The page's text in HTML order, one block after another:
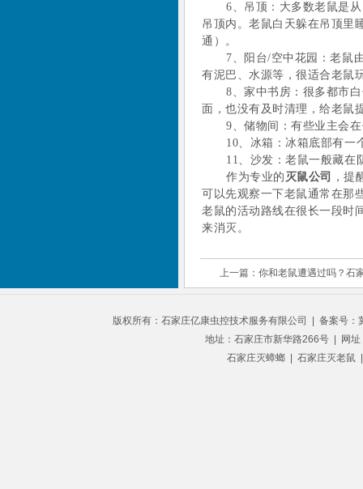
6、吊顶：大多数老鼠是
吊顶内。老鼠白天躲在吊顶里
通）。
7、阳台/空中花园：老鼠
有泥巴、水源等，很适合老鼠
8、家中书房：很多都市
面，也没有及时清理，给老鼠
9、储物间：有些业主会
10、冰箱：冰箱底部有一
11、沙发：老鼠一般藏在
作为专业的 灭鼠公司
，提
可以先观察一下老鼠通常在那
老鼠的活动路线在很长一段时
来消灭。
上一篇：你和老鼠遭遇过吗？石
版权所有： 石家庄亿康虫控技术服务有限公司 | 备案号：
地址：石家庄市新华路266号 | 网
石家庄灭蟑螂
石家庄灭老鼠